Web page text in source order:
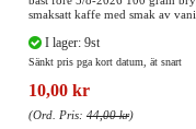
smaksatt kaffe med smak av
I lager: 9st
Sänkt pris pga kort datum, ät snart
10,00 kr
(Ord. Pris: 44,00 kr)